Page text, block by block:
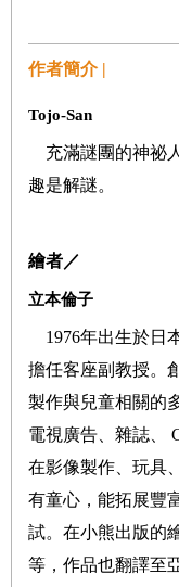
作者簡介 |
Tojo-San
充滿謎團的神祕
趣是解謎。
繪者／
立本倫子
1976年出生於日
擔任客座副教授。
製作與兒童相關的
電視廣告、雜誌、
在影像製作、玩具
有童心，能拓展豐
試。在小熊出版的
等，作品也翻譯至